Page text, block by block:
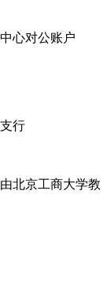
心对公账户
行
北京工商大学教